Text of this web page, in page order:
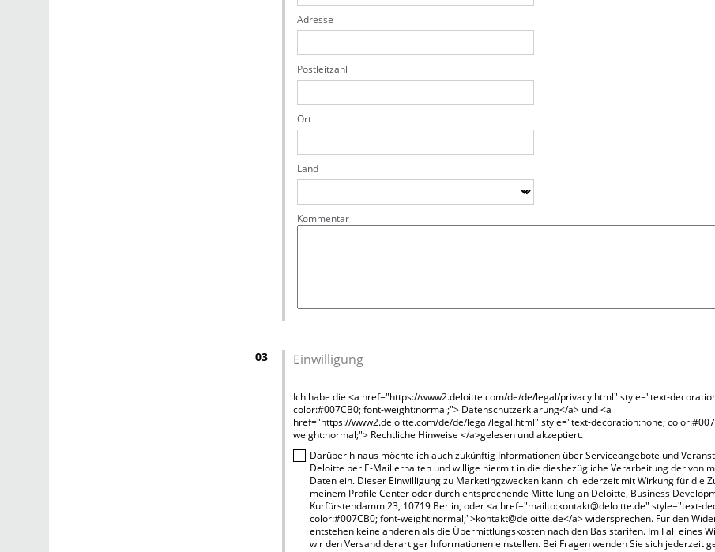
Adresse
Postleitzahl
Ort
Land
Kommentar
03 Einwilligung
Ich habe die <a href="https://www2.deloitte.com/de/de/legal/privacy.html" style="text-
color:#007CB0; font-weight:normal;"> Datenschutzerklärung</a> und <a
href="https://www2.deloitte.com/de/de/legal/legal.html" style="text-decoration:none;
weight:normal;"> Rechtliche Hinweise </a>gelesen und akzeptiert.
Darüber hinaus möchte ich auch zukünftig Informationen über Serviceangebote und
Deloitte per E-Mail erhalten und willige hiermit in die diesbezügliche Verarbeitung der von
Daten ein. Dieser Einwilligung zu Marketingzwecken kann ich jederzeit mit Wirkung für die
meinem Profile Center oder durch entsprechende Mitteilung an Deloitte, Business
Kurfürstendamm 23, 10719 Berlin, oder <a href="mailto:kontakt@deloitte.de" style="text-
color:#007CB0; font-weight:normal;">kontakt@deloitte.de</a> widersprechen. Für den
entstehen keine anderen als die Übermittlungskosten nach den Basistarifen. Im Fall eines
wir den Versand derartiger Informationen einstellen. Bei Fragen wenden Sie sich jederzeit